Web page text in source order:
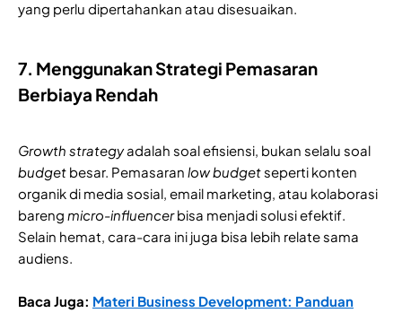
yang perlu dipertahankan atau disesuaikan.
7. Menggunakan Strategi Pemasaran
Berbiaya Rendah
Growth strategyadalah soal efisiensi, bukan selalu soal
budget besar. Pemasaran low budgetseperti konten
organik di media sosial, email marketing, atau kolaborasi
bareng micro-influencerbisa menjadi solusi efektif.
Selain hemat, cara-cara ini juga bisa lebih relate sama
audiens.
Baca Juga: Materi Business Development: Panduan